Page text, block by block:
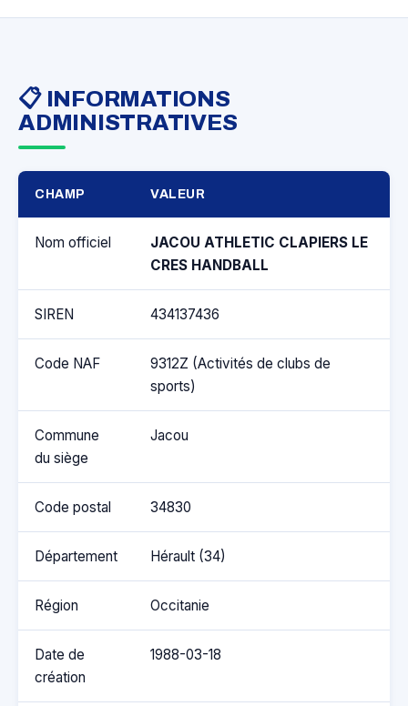
📋 INFORMATIONS
ADMINISTRATIVES
CHAMP VALEUR
Nom officiel
JACOU ATHLETIC CLAPIERS LE
CRES HANDBALL
SIREN 434137436
Code NAF
9312Z (Activités de clubs de
sports)
Commune
du siège
Jacou
Code postal 34830
Département Hérault (34)
Région Occitanie
Date de
création
1988-03-18